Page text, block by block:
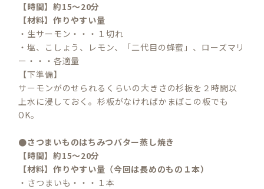
【時間】約15～20分
【材料】作りやすい量
・生サーモン・・・１切れ
・塩、こしょう、レモン、「二代目の蜂蜜」、ローズマリ
ー・・・各適量
【下準備】
サーモンがのせられるくらいの大きさの杉板を２時間以
上水に浸しておく。杉板がなければかまぼこの板でも
OK。
●さつまいものはちみつバター蒸し焼き
【時間】約15～20分
【材料】作りやすい量（今回は長めのもの１本）
・さつまいも・・・１本